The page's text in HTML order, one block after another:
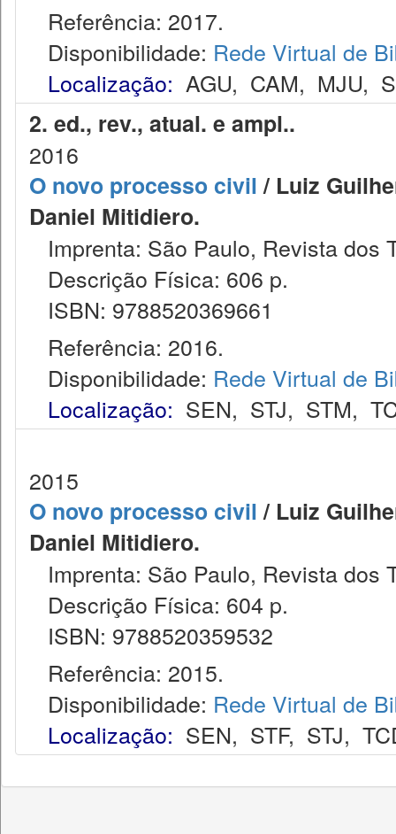
Referência: 2017.
Disponibilidade: Rede Virtual de
Localização: AGU, CAM, MJU,
2. ed., rev., atual. e ampl..
2016
O novo processo civil/ Luiz
Daniel Mitidiero.
Imprenta: São Paulo, Revista dos
Descrição Física: 606 p.
ISBN: 9788520369661
Referência: 2016.
Disponibilidade: Rede Virtual de
Localização: SEN, STJ, STM,
2015
O novo processo civil/ Luiz
Daniel Mitidiero.
Imprenta: São Paulo, Revista dos
Descrição Física: 604 p.
ISBN: 9788520359532
Referência: 2015.
Disponibilidade: Rede Virtual de
Localização: SEN, STF, STJ,